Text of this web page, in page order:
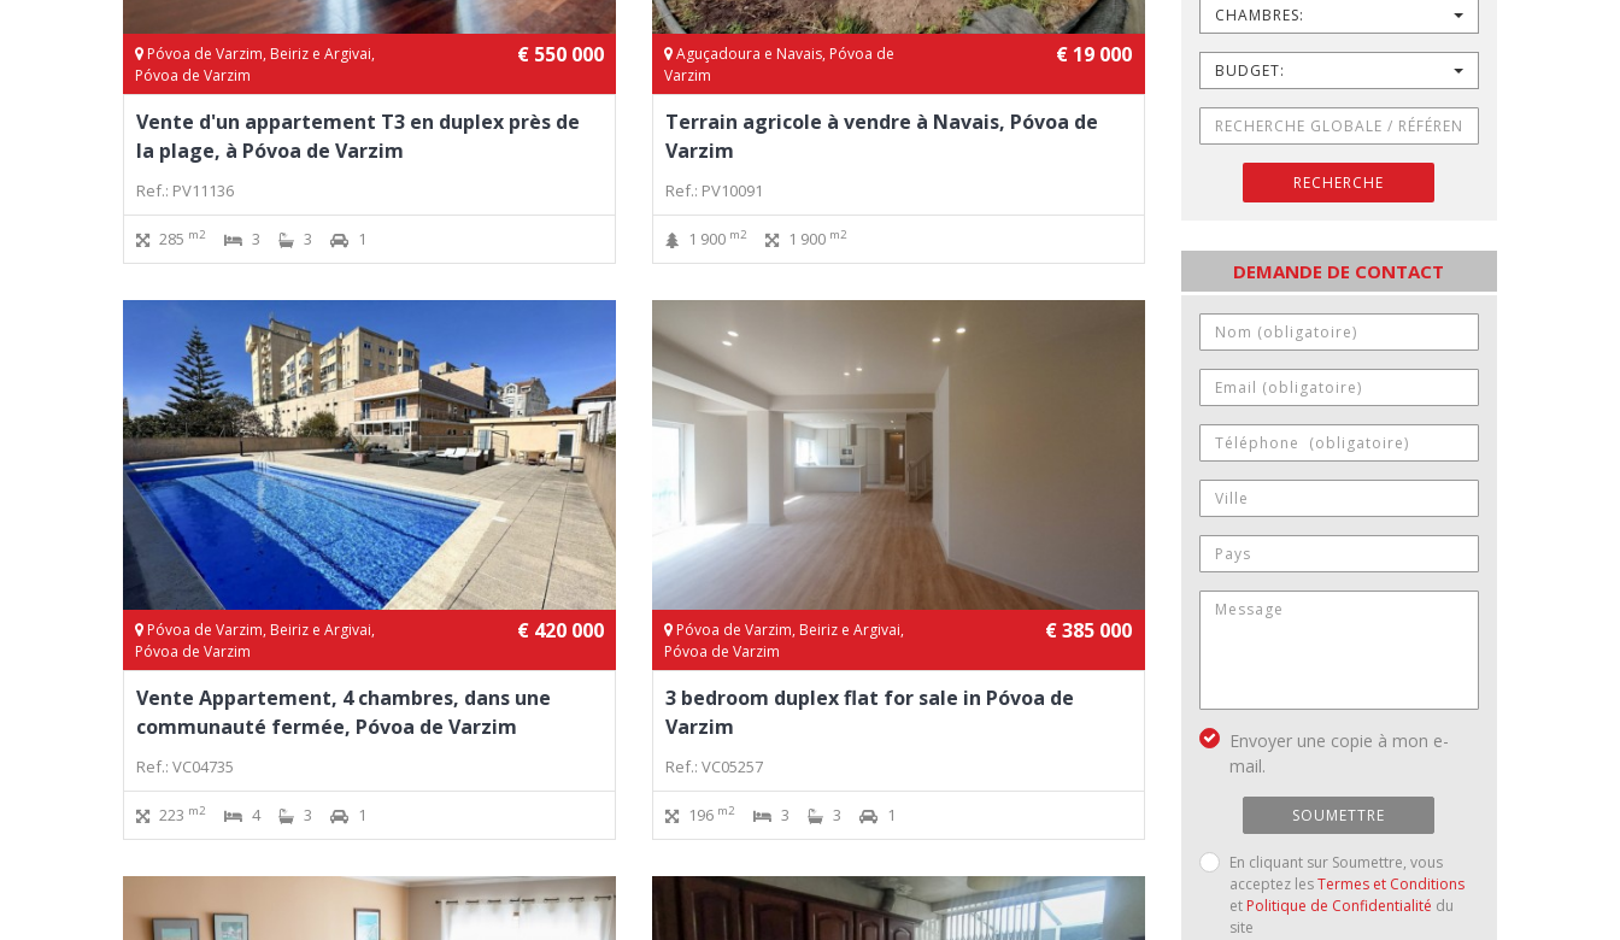
Póvoa de Varzim, Beiriz e Argivai,
Póvoa de Varzim
€ 550 000
Vente d'un appartement T3 en duplex près de
la plage, à Póvoa de Varzim
Ref.: PV11136
285 m2 3 3 1
Aguçadoura e Navais, Póvoa de
Varzim
€ 19 000
Terrain agricole à vendre à Navais, Póvoa de
Varzim
Ref.: PV10091
1 900 m2 1 900 m2
Póvoa de Varzim, Beiriz e Argivai,
Póvoa de Varzim
€ 420 000
Vente Appartement, 4 chambres, dans une
communauté fermée, Póvoa de Varzim
Ref.: VC04735
223 m2 4 3 1
Póvoa de Varzim, Beiriz e Argivai,
Póvoa de Varzim
€ 385 000
3 bedroom duplex flat for sale in Póvoa de
Varzim
Ref.: VC05257
196 m2 3 3 1
CHAMBRES:
BUDGET:
RECHERCHE
DEMANDE DE CONTACT
Envoyer une copie à mon e-
mail.
SOUMETTRE
En cliquant sur Soumettre, vous
acceptez lesTermes et Conditions
et Politique de Confidentialité du
site